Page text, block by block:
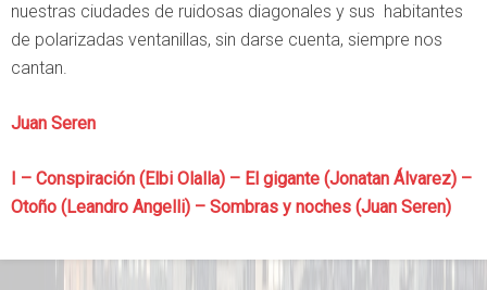
nuestras ciudades de ruidosas diagonales y sus habitantes
de polarizadas ventanillas, sin darse cuenta, siempre nos
cantan.
Juan Seren
I – Conspiración (Elbi Olalla) – El gigante (Jonatan Álvarez) –
Otoño (Leandro Angelli) – Sombras y noches (Juan Seren)